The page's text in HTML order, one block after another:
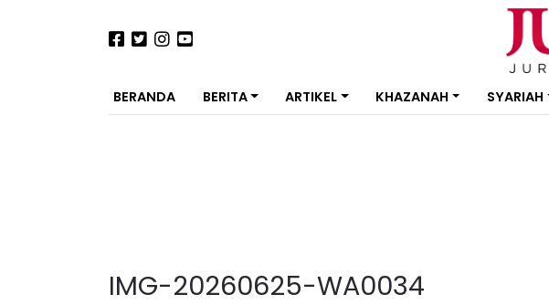
BERANDA BERITA ARTIKEL KHAZANAH SYARIAH
IMG-20260625-WA0034